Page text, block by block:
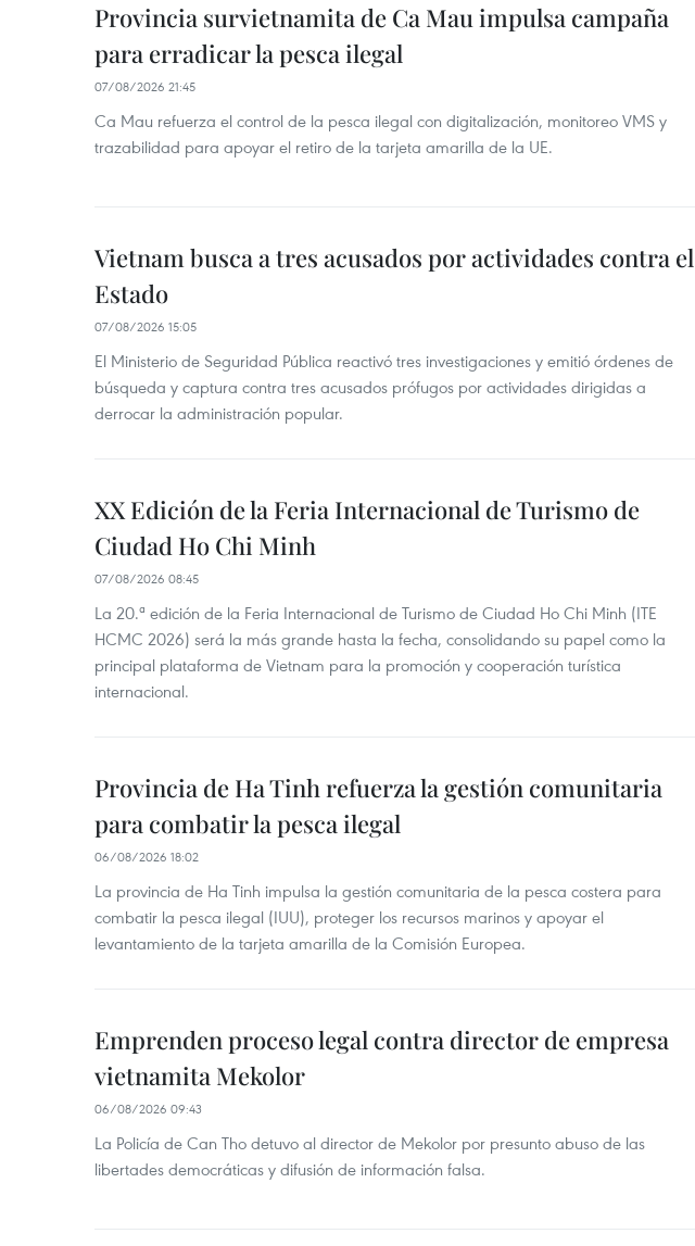
Provincia survietnamita de Ca Mau impulsa campaña
para erradicar la pesca ilegal
07/08/2026 21:45
Ca Mau refuerza el control de la pesca ilegal con digitalización, monitoreo VMS y
trazabilidad para apoyar el retiro de la tarjeta amarilla de la UE.
Vietnam busca a tres acusados por actividades contra el
Estado
07/08/2026 15:05
El Ministerio de Seguridad Pública reactivó tres investigaciones y emitió órdenes de
búsqueda y captura contra tres acusados prófugos por actividades dirigidas a
derrocar la administración popular.
XX Edición de la Feria Internacional de Turismo de
Ciudad Ho Chi Minh
07/08/2026 08:45
La 20.ª edición de la Feria Internacional de Turismo de Ciudad Ho Chi Minh (ITE
HCMC 2026) será la más grande hasta la fecha, consolidando su papel como la
principal plataforma de Vietnam para la promoción y cooperación turística
internacional.
Provincia de Ha Tinh refuerza la gestión comunitaria
para combatir la pesca ilegal
06/08/2026 18:02
La provincia de Ha Tinh impulsa la gestión comunitaria de la pesca costera para
combatir la pesca ilegal (IUU), proteger los recursos marinos y apoyar el
levantamiento de la tarjeta amarilla de la Comisión Europea.
Emprenden proceso legal contra director de empresa
vietnamita Mekolor
06/08/2026 09:43
La Policía de Can Tho detuvo al director de Mekolor por presunto abuso de las
libertades democráticas y difusión de información falsa.